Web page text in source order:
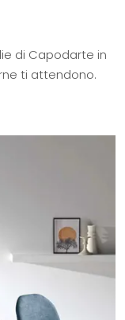
di Capodarte in
ti attendono.